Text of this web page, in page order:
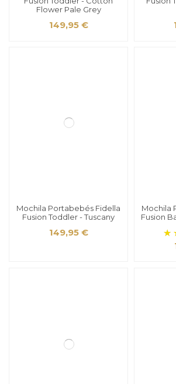
Flower Pale Grey
149,95 €
Mochila Portabebés Fidella
Fusion Toddler - Tuscany
149,95 €
Mochila
Fusion